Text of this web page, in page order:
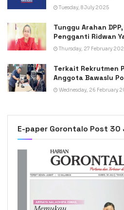
Tuesday, 8 July 2025
Tunggu Arahan
Pengganti Ridwan
Thursday, 27 February
Terkait Rekrutmen
Anggota Bawaslu
Wednesday, 26 February
E-paper Gorontalo Post 30